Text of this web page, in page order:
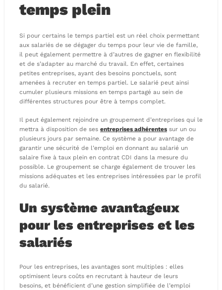
temps plein
Si pour certains le temps partiel est un réel choix permettant
aux salariés de se dégager du temps pour leur vie de famille,
il peut également permettre à d’autres de gagner en flexibilité
et de s’adapter au marché du travail. En effet, certaines
petites entreprises, ayant des besoins ponctuels, sont
amenées à recruter en temps partiel. Le salarié peut ainsi
cumuler plusieurs missions en temps partagé au sein de
différentes structures pour être à temps complet.
Il peut également rejoindre un groupement d’entreprises qui le
mettra à disposition de ses entreprises adhérentes sur un ou
plusieurs jours par semaine. Ce système a pour avantage de
garantir une sécurité de l’emploi en donnant au salarié un
salaire fixe à taux plein en contrat CDI dans la mesure du
possible. Le groupement se charge également de trouver les
missions adéquates et les entreprises intéressées par le profil
du salarié.
Un système avantageux
pour les entreprises et les
salariés
Pour les entreprises, les avantages sont multiples : elles
optimisent leurs coûts en recrutant à hauteur de leurs
besoins, et bénéficient d’une gestion simplifiée de l’emploi